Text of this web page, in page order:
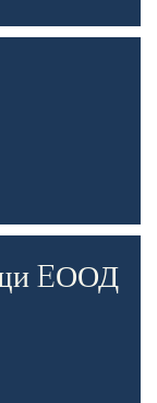
EООД